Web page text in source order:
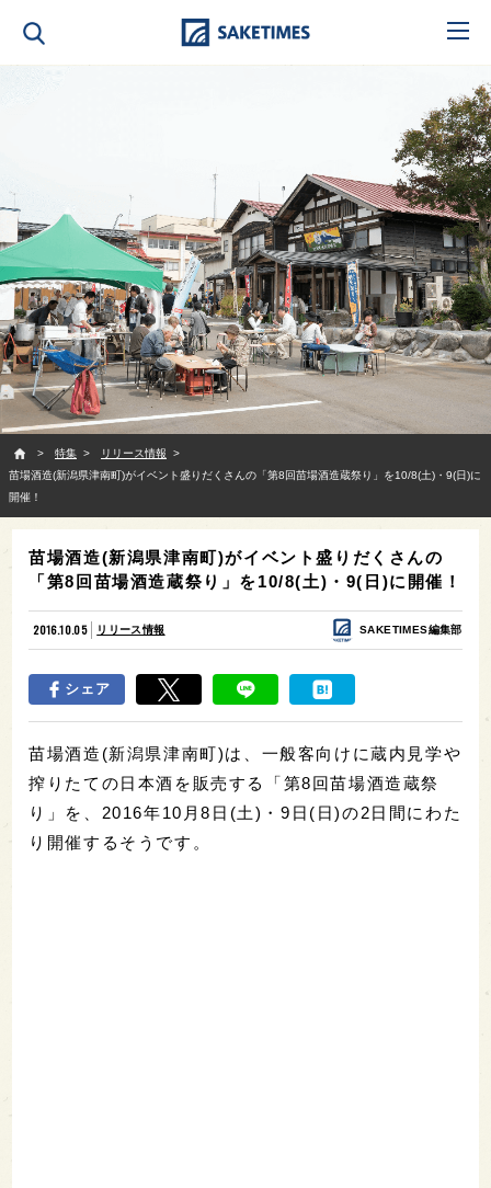
特集
リリース情報
苗場酒造(新潟県津南町)がイベント盛りだくさんの「第8回苗場酒造蔵祭り」を10/8(土)・9(日)に
開催！
苗場酒造(新潟県津南町)がイベント盛りだくさんの
「第8回苗場酒造蔵祭り」を10/8(土)・9(日)に開催！
2016.10.05 リリース情報 SAKETIMES編集部
シェア
苗場酒造(新潟県津南町)は、一般客向けに蔵内見学や
搾りたての日本酒を販売する「第8回苗場酒造蔵祭
り」を、2016年10月8日(土)・9日(日)の2日間にわた
り開催するそうです。